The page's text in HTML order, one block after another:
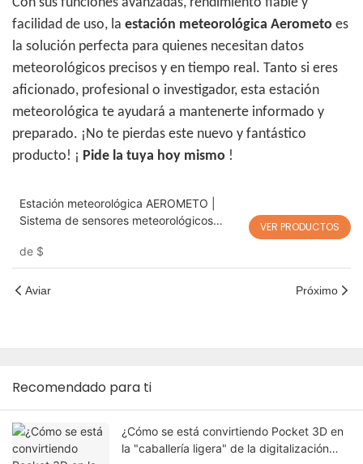
facilidad de uso, la estación meteorológica Aerometo es
la solución perfecta para quienes necesitan datos
meteorológicos precisos y en tiempo real. Tanto si eres
aficionado, profesional o investigador, esta estación
meteorológica te ayudará a mantenerte informado y
preparado. ¡No te pierdas este nuevo y fantástico
producto! ¡ Pide la tuya hoy mismo !
Estación meteorológica AEROMETO |
Sistema de sensores meteorológicos
ambiental y atmosférico a baja altitud
de $
VER PRODUCTOS
Aviar Próximo
Recomendado para ti
¿Cómo se está convirtiendo Pocket 3D en
la "caballería ligera" de la digitalización